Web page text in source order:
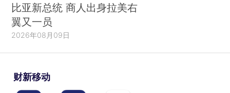
比亚新总统 商人出身拉美右
翼又一员
2026年08月09日
财新移动